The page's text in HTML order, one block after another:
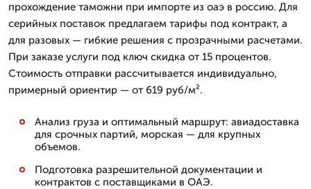
прохождение таможни при импорте из оаэ в россию. Для
серийных поставок предлагаем тарифы под контракт, а
для разовых — гибкие решения с прозрачными расчетами.
При заказе услуги под ключ скидка от 15 процентов.
Стоимость отправки рассчитывается индивидуально,
примерный ориентир — от 619 руб/м².
Анализ груза и оптимальный маршрут: авиадоставка
для срочных партий, морская — для крупных
объемов.
Подготовка разрешительной документации и
контрактов с поставщиками в ОАЭ.